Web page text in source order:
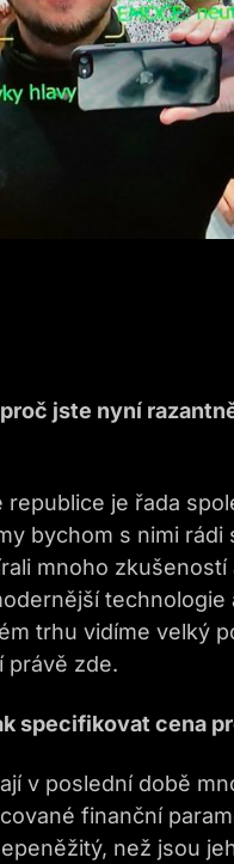
jste nyní
je řada
bychom s nimi
mnoho
trhu vidíme velký
právě zde.
specifikovat cena
v poslední době
finanční
než jsou